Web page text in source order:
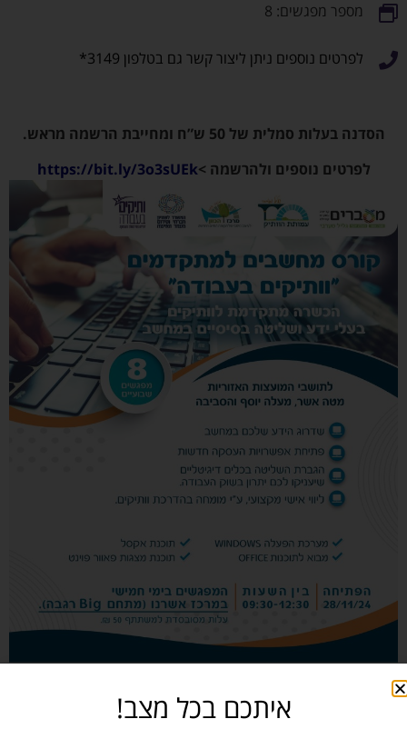
מספר מפגשים: 8
לפרטים נוספים ניתן ליצור קשר גם בטלפון 3149*
הסדנה בעלות סמלית של 50 ש”ח ומחייבת הרשמה מראש.
לפרטים נוספים ולהרשמה >https://bit.ly/3o3sUEk
איתכם בכל מצב!